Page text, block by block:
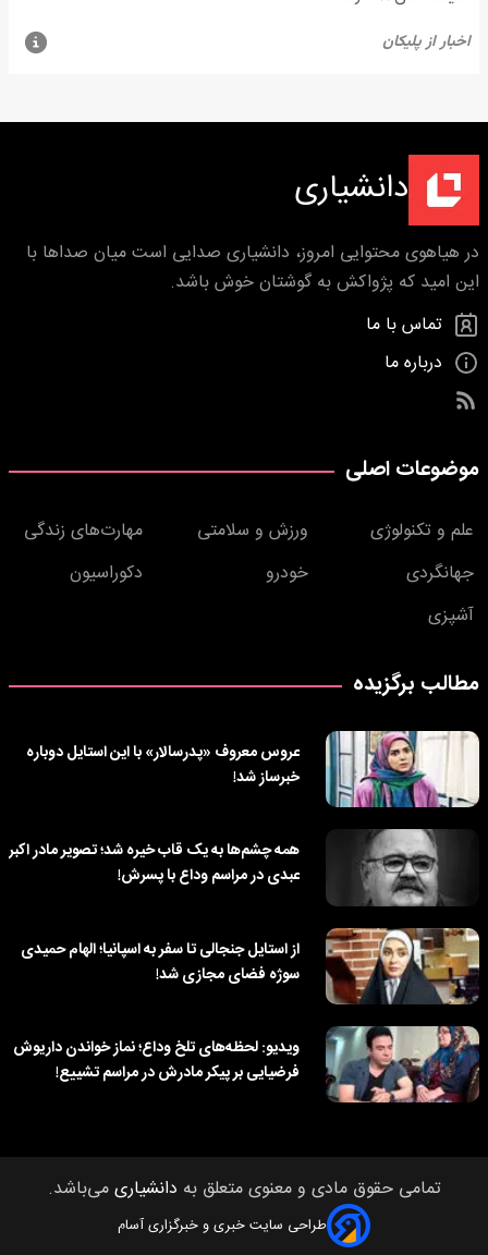
دانشیاری
در هیاهوی محتوایی امروز، دانشیاری صدایی است میان صداها با
این امید که پژواکش به گوشتان خوش باشد.
تماس با ما
درباره ما
موضوعات اصلی
علم و تکنولوژی ورزش و سلامتی
مهارت‌های زندگی
جهانگردی
خودرو
دکوراسیون
آشپزی
مطالب برگزیده
عروس معروف «پدرسالار» با این استایل دوباره
خبرساز شد!
همه چشم‌ها به یک قاب خیره شد؛ تصویر مادر اکبر
عبدی در مراسم وداع با پسرش!
از استایل جنجالی تا سفر به اسپانیا؛ الهام حمیدی
سوژه فضای مجازی شد!
ویدیو: لحظه‌های تلخ وداع؛ نماز خواندن داریوش
فرضیایی بر پیکر مادرش در مراسم تشییع!
تمامی حقوق مادی و معنوی متعلق به دانشیاریمی‌باشد.
طراحی سایت خبری و خبرگزاری آسام